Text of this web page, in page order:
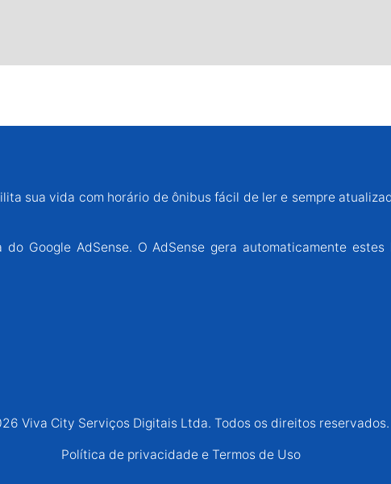
sua vida com horário de ônibus fácil de ler e sempre
Google AdSense. O AdSense gera automaticamente
Viva City Serviços Digitais Ltda. Todos os direitos reservados.
Política de privacidade e Termos de Uso